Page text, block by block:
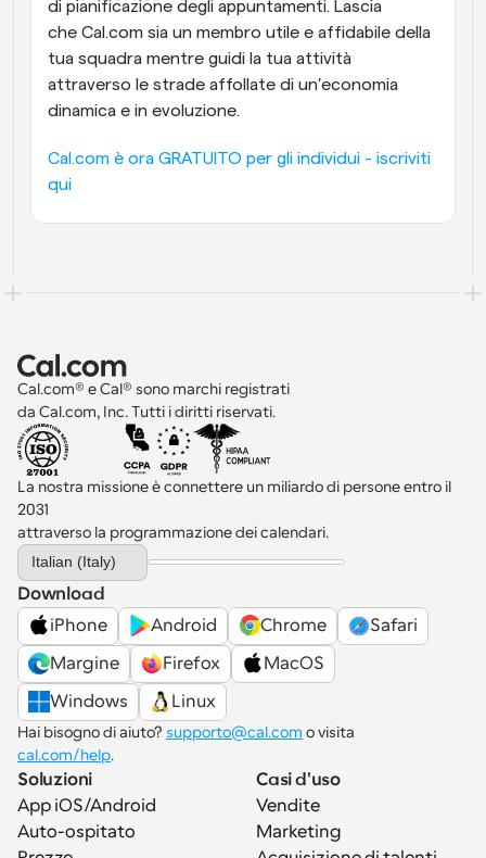
di pianificazione degli appuntamenti. Lascia
che Cal.com sia un membro utile e affidabile della
tua squadra mentre guidi la tua attività
attraverso le strade affollate di un'economia
dinamica e in evoluzione.
Cal.com è ora GRATUITO per gli individui - iscriviti
qui
Cal.com® e Cal® sono marchi registrati
da Cal.com, Inc. Tutti i diritti riservati.
La nostra missione è connettere un miliardo di persone entro il
2031
attraverso la programmazione dei calendari.
Select Language
Italian (Italy)
Download
iPhone
Android Chrome
Safari
Margine
Firefox
MacOS
Windows
Linux
Hai bisogno di aiuto? supporto@cal.com
cal.com/help.
Soluzioni
App iOS/Android
Auto-ospitato
Casi d'uso
Vendite
Marketing